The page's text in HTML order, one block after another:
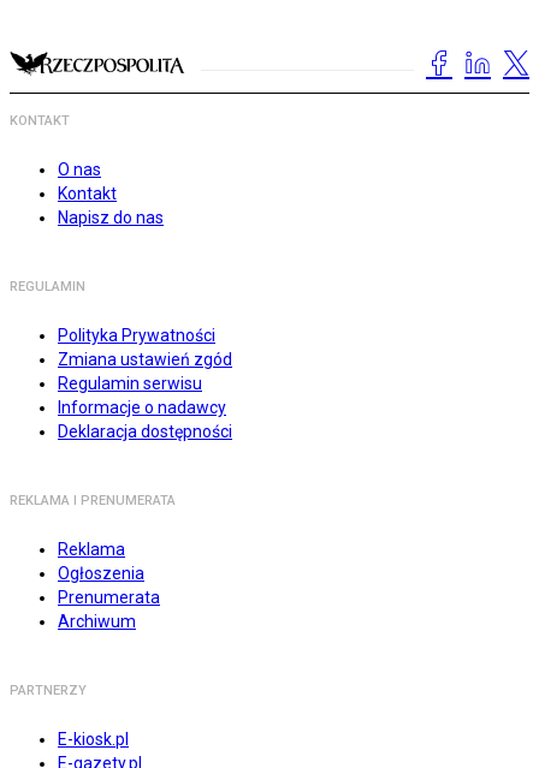
KONTAKT
O nas
Kontakt
Napisz do nas
REGULAMIN
Polityka Prywatności
Zmiana ustawień zgód
Regulamin serwisu
Informacje o nadawcy
Deklaracja dostępności
REKLAMA I PRENUMERATA
Reklama
Ogłoszenia
Prenumerata
Archiwum
PARTNERZY
E-kiosk.pl
E-gazety.pl